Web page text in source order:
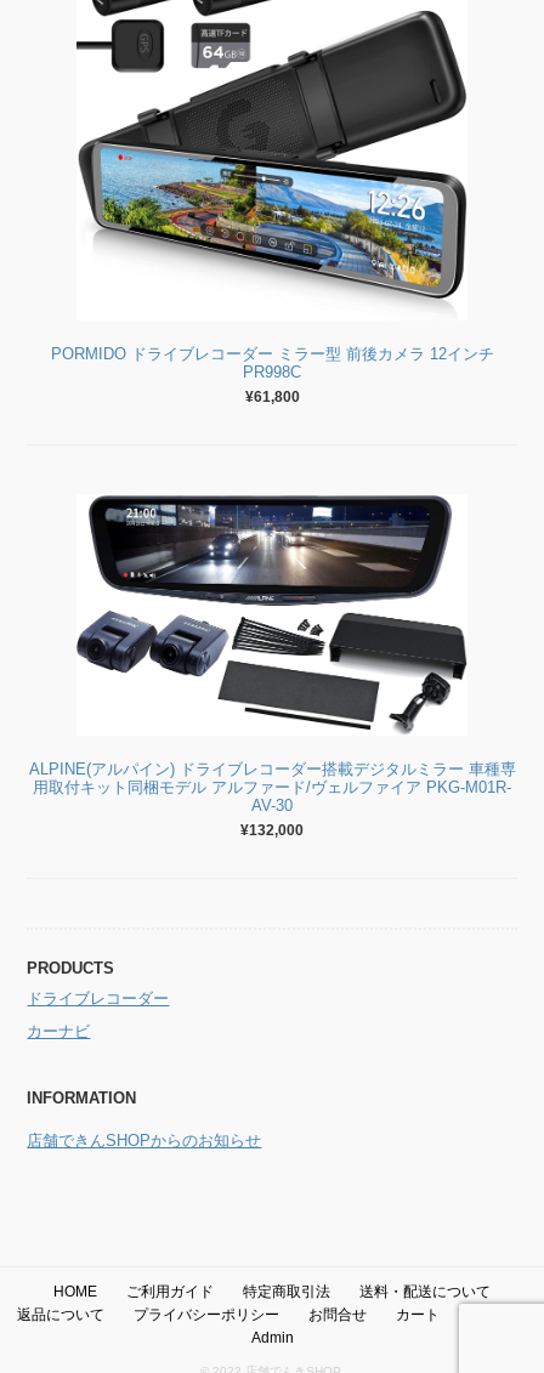
PORMIDO ドライブレコーダー ミラー型 前後カメラ 12インチ
PR998C
¥61,800
ALPINE(アルパイン) ドライブレコーダー搭載デジタルミラー 車種専
用取付キット同梱モデル アルファード/ヴェルファイア PKG-M01R-
AV-30
¥132,000
PRODUCTS
ドライブレコーダー
カーナビ
INFORMATION
店舗できんSHOPからのお知らせ
HOME ご利用ガイド 特定商取引法
送料・配送について
返品について
プライバシーポリシー お問合せ カート
Admin